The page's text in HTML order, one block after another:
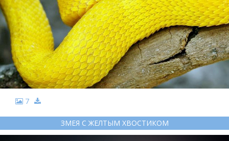
7
ЗМЕЯ С ЖЕЛТЫМ ХВОСТИКОМ